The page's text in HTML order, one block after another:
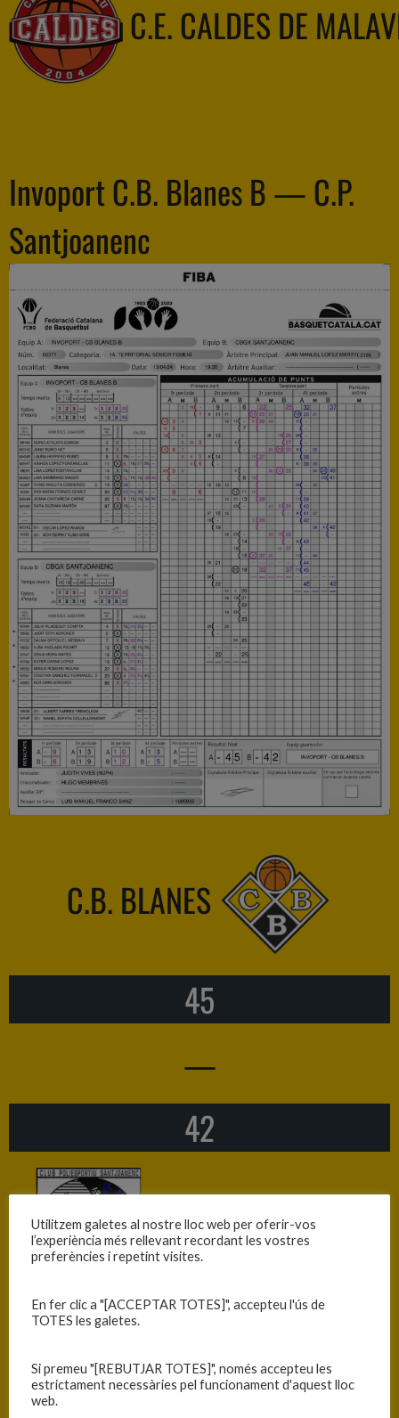
C.E. CALDES DE
Invoport C.B. Blanes B — C.P.
Santjoanenc
C.B. BLANES
45
—
42
C.P. SANTJOANENC
C.B. Salt — Invoport C.B. Blanes
Utilitzem galetes al nostre lloc web per oferir-vos
l’experiència més rellevant recordant les vostres
preferències i repetint visites.
En fer clic a "[ACCEPTAR TOTES]", accepteu l'ús de
TOTES les galetes.
Si premeu "[REBUTJAR TOTES]", només accepteu les
estrictament necessàries pel funcionament d'aquest lloc
web.